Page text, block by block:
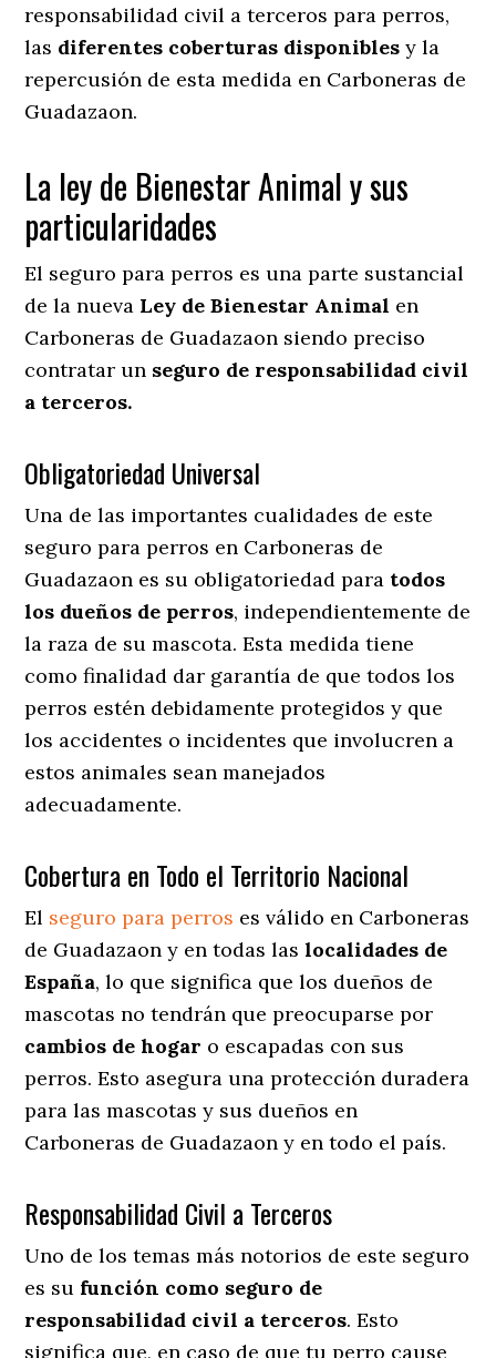
responsabilidad civil a terceros para perros,
las diferentes coberturas disponibles y la
repercusión de esta medida en Carboneras de
Guadazaon.
La ley de Bienestar Animal y sus
particularidades
El seguro para perros es una parte sustancial
de la nueva Ley de Bienestar Animal en
Carboneras de Guadazaon siendo preciso
contratar un seguro de responsabilidad civil
a terceros.
Obligatoriedad Universal
Una de las importantes cualidades de este
seguro para perros en Carboneras de
Guadazaon es su obligatoriedad para todos
los dueños de perros, independientemente de
la raza de su mascota. Esta medida tiene
como finalidad dar garantía de que todos los
perros estén debidamente protegidos y que
los accidentes o incidentes que involucren a
estos animales sean manejados
adecuadamente.
Cobertura en Todo el Territorio Nacional
El seguro para perros es válido en Carboneras
de Guadazaon y en todas laslocalidades de
España, lo que significa que los dueños de
mascotas no tendrán que preocuparse por
cambios de hogar o escapadas con sus
perros. Esto asegura una protección duradera
para las mascotas y sus dueños en
Carboneras de Guadazaon y en todo el país.
Responsabilidad Civil a Terceros
Uno de los temas más notorios de este seguro
es su función como seguro de
responsabilidad civil a terceros. Esto
significa que, en caso de que tu perro cause